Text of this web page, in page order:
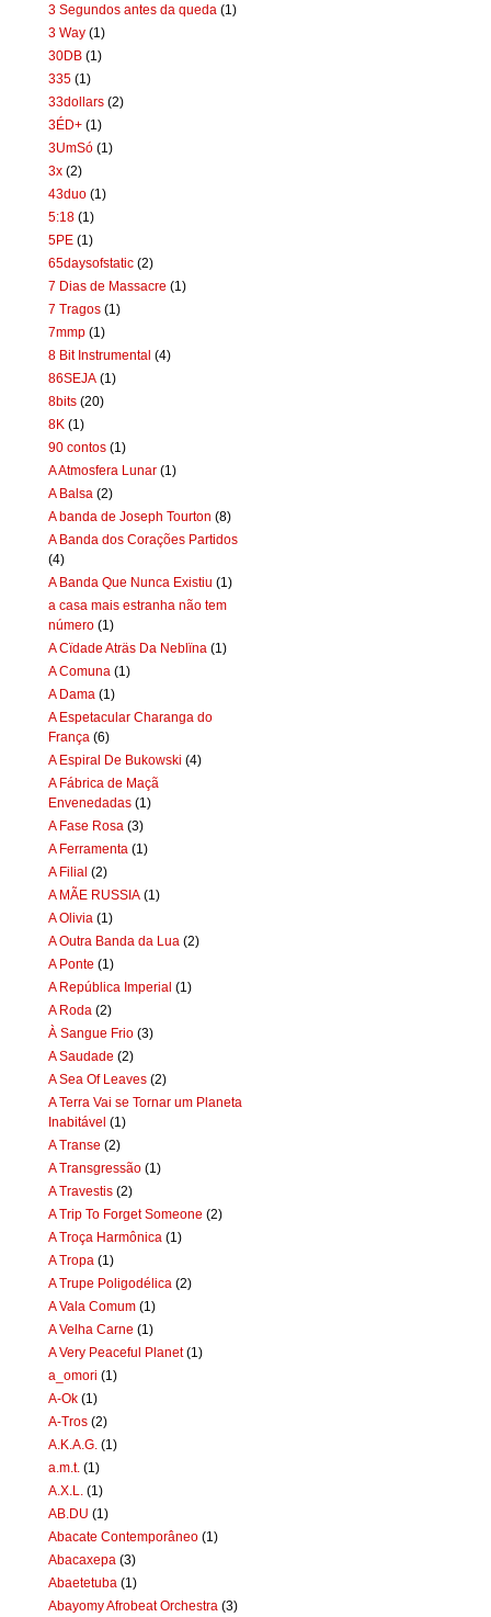
3 Segundos antes da queda (1)
3 Way (1)
30DB (1)
335 (1)
33dollars (2)
3ÉD+ (1)
3UmSó (1)
3x (2)
43duo (1)
5:18 (1)
5PE (1)
65daysofstatic (2)
7 Dias de Massacre (1)
7 Tragos (1)
7mmp (1)
8 Bit Instrumental (4)
86SEJA (1)
8bits (20)
8K (1)
90 contos (1)
A Atmosfera Lunar (1)
A Balsa (2)
A banda de Joseph Tourton (8)
A Banda dos Corações Partidos
(4)
A Banda Que Nunca Existiu (1)
a casa mais estranha não tem
número (1)
A Cïdade Aträs Da Neblïna (1)
A Comuna (1)
A Dama (1)
A Espetacular Charanga do
França (6)
A Espiral De Bukowski (4)
A Fábrica de Maçã
Envenedadas (1)
A Fase Rosa (3)
A Ferramenta (1)
A Filial (2)
A MÃE RUSSIA (1)
A Olivia (1)
A Outra Banda da Lua (2)
A Ponte (1)
A República Imperial (1)
A Roda (2)
À Sangue Frio (3)
A Saudade (2)
A Sea Of Leaves (2)
A Terra Vai se Tornar um Planeta
Inabitável (1)
A Transe (2)
A Transgressão (1)
A Travestis (2)
A Trip To Forget Someone (2)
A Troça Harmônica (1)
A Tropa (1)
A Trupe Poligodélica (2)
A Vala Comum (1)
A Velha Carne (1)
A Very Peaceful Planet (1)
a_omori (1)
A-Ok (1)
A-Tros (2)
A.K.A.G. (1)
a.m.t. (1)
A.X.L.
(1)
AB.DU (1)
Abacate Contemporâneo (1)
Abacaxepa (3)
Abaetetuba (1)
Abayomy Afrobeat Orchestra (3)